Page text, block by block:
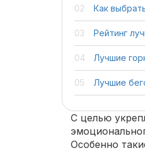
Как
Рейтинг
Лучшие
Лучшие
С целью
Особенно